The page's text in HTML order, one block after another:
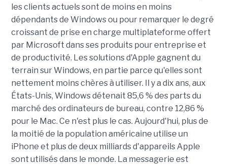
les clients actuels sont de moins en moins
dépendants de Windows ou pour remarquer le degré
croissant de prise en charge multiplateforme offert
par Microsoft dans ses produits pour entreprise et
de productivité. Les solutions d'Apple gagnent du
terrain sur Windows, en partie parce qu'elles sont
nettement moins chères à utiliser. Il y a dix ans, aux
États-Unis, Windows détenait 85,6 % des parts du
marché des ordinateurs de bureau, contre 12,86 %
pour le Mac. Ce n'est plus le cas. Aujourd'hui, plus de
la moitié de la population américaine utilise un
iPhone et plus de deux milliards d'appareils Apple
sont utilisés dans le monde. La messagerie est